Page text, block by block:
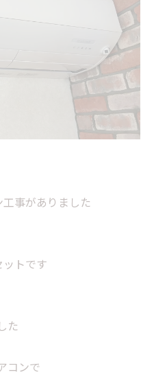
事がありました
トです
た
コンで